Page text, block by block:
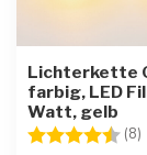
Lichterkette
farbig, LED
Watt, gelb
Bewertung:
(8)